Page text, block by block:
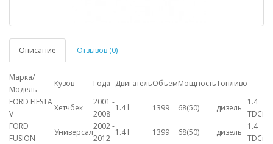
Описание Отзывов (0)
Марка/
Модель
Кузов Года ДвигательОбъемМощностьТопливо
FORD FIESTA
V
Хетчбек
2001 -
2008
1.4 l 1399 68(50) дизель
1.4
TDCi
FORD
FUSION
Универсал
2002 -
2012
1.4 l 1399 68(50) дизель
1.4
TDCi